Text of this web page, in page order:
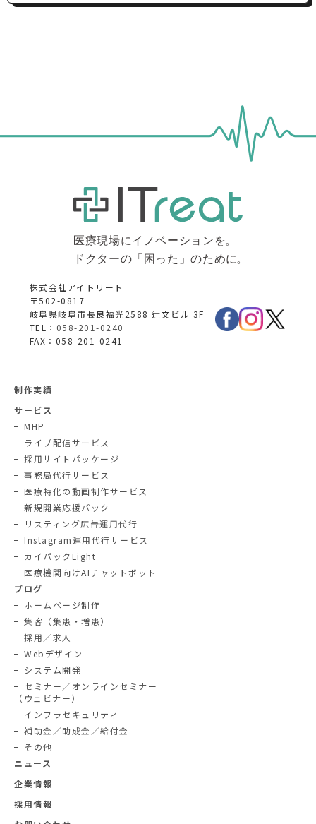
株式会社アイトリート
〒502-0817
岐阜県岐阜市長良福光2588 辻文ビル 3F
TEL： 058-201-0240
FAX：058-201-0241
制作実績
サービス
MHP
ライブ配信サービス
採用サイトパッケージ
事務局代行サービス
医療特化の動画制作サービス
新規開業応援パック
リスティング広告運用代行
Instagram運用代行サービス
カイパックLight
医療機関向けAIチャットボット
ブログ
ホームページ制作
集客（集患・増患）
採用／求人
Webデザイン
システム開発
セミナー／オンラインセミナー
（ウェビナー）
インフラセキュリティ
補助金／助成金／給付金
その他
ニュース
企業情報
採用情報